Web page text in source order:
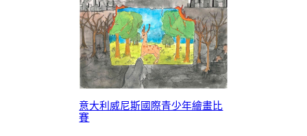
意大利威尼斯國際青少年繪畫比
賽